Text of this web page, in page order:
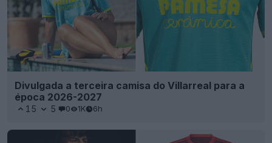
Divulgada a terceira camisa do Villarreal para a
época 2026-2027
15 5 0 1K 6h